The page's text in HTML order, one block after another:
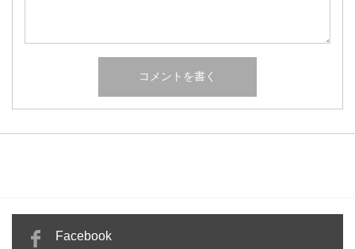
Facebook